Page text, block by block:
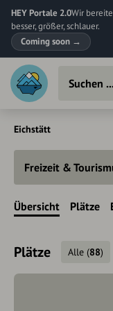
HEY Portale 2.0Wir
besser, größer, schlauer.
Coming soon →
Eichstätt
Freizeit &
Übersicht Plätze
Plätze Alle (88)